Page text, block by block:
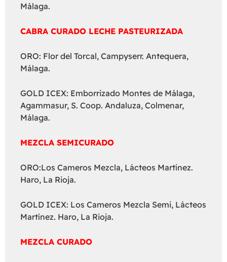
Málaga.
CABRA CURADO LECHE PASTEURIZADA
ORO: Flor del Torcal, Campyserr. Antequera,
Málaga.
GOLD ICEX: Emborrizado Montes de Málaga,
Agammasur, S. Coop. Andaluza, Colmenar,
Málaga.
MEZCLA SEMICURADO
ORO:Los Cameros Mezcla, Lácteos Martínez.
Haro, La Rioja.
GOLD ICEX: Los Cameros Mezcla Semi, Lácteos
Martínez. Haro, La Rioja.
MEZCLA CURADO